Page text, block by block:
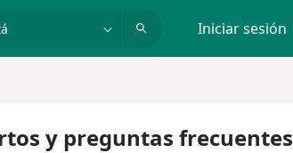
Iniciar sesión
y preguntas frecuentes